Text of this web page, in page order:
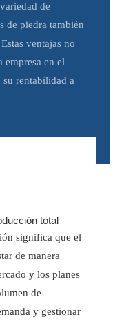
de
de piedra también
ventajas no
empresa en el
su rentabilidad a
total
significa que el
de manera
y los planes
de
y gestionar